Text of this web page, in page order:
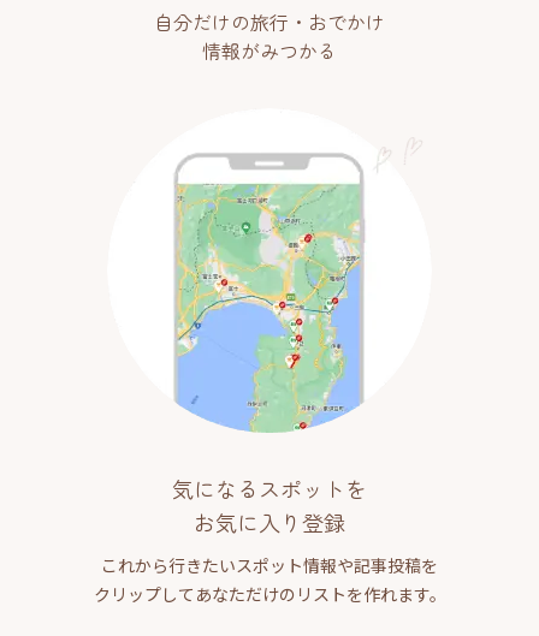
自分だけの旅行・おでかけ
情報がみつかる
気になるスポットを
お気に入り登録
これから行きたいスポット情報や記事投稿を
クリップしてあなただけのリストを作れます。